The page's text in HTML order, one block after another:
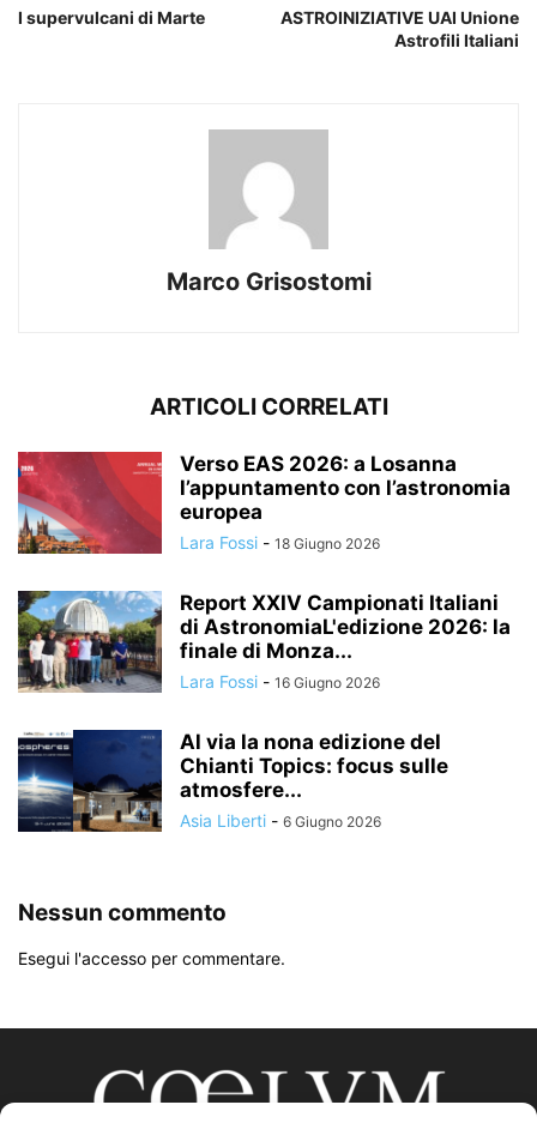
I supervulcani di Marte
ASTROINIZIATIVE UAI Unione
Astrofili Italiani
Marco Grisostomi
ARTICOLI CORRELATI
Verso EAS 2026: a Losanna
l’appuntamento con l’astronomia
europea
Lara Fossi - 18 Giugno 2026
Report XXIV Campionati Italiani
di AstronomiaL'edizione 2026: la
finale di Monza...
Lara Fossi - 16 Giugno 2026
Al via la nona edizione del
Chianti Topics: focus sulle
atmosfere...
Asia Liberti - 6 Giugno 2026
Nessun commento
Esegui l'accesso per commentare.